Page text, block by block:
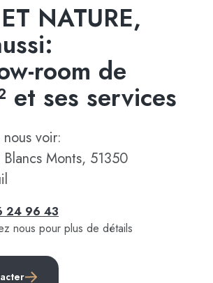
NATURE,
room de
et ses services
voir:
Monts, 51350
24 96 43
nous pour plus de détails